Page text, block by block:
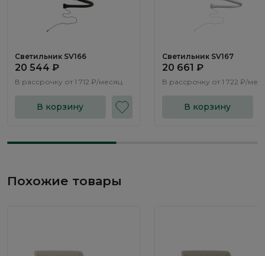
Светильник SV166
20 544 ₽
В рассрочку от 1 712 ₽/месяц
В корзину
Светильник SV167
20 661 ₽
В рассрочку от 1 722 ₽/
В корзину
Похожие товары